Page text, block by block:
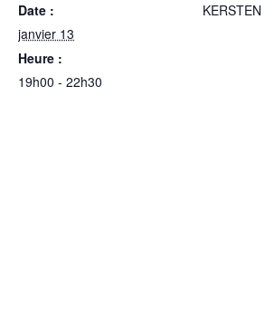
Date :
janvier 13
Heure :
19h00 - 22h30